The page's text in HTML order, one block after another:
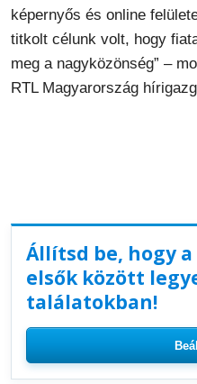
képernyős és online
titkolt célunk volt, hogy
meg a nagyközönség” –
RTL Magyarország
Állítsd be, hogy
elsők között
találatokban!